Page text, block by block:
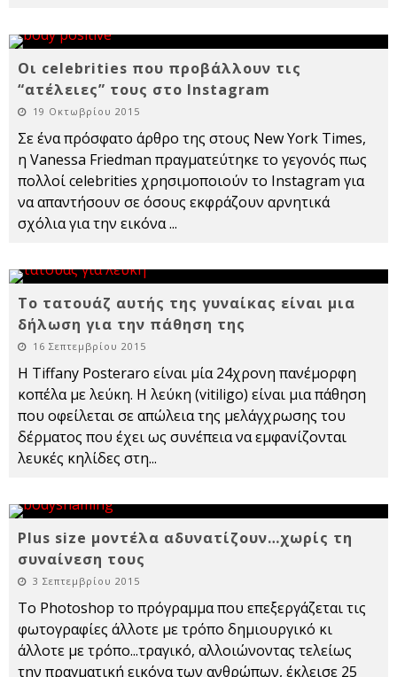
Οι celebrities που προβάλλουν τις
“ατέλειες” τους στο Instagram
19 Οκτωβρίου 2015
Σε ένα πρόσφατο άρθρο της στους New York Times,
η Vanessa Friedman πραγματεύτηκε το γεγονός πως
πολλοί celebrities χρησιμοποιούν το Instagram για
να απαντήσουν σε όσους εκφράζουν αρνητικά
σχόλια για την εικόνα...
Το τατουάζ αυτής της γυναίκας είναι μια
δήλωση για την πάθηση της
16 Σεπτεμβρίου 2015
Η Tiffany Posteraro είναι μία 24χρονη πανέμορφη
κοπέλα με λεύκη. Η λεύκη (vitiligo) είναι μια πάθηση
που οφείλεται σε απώλεια της μελάγχρωσης του
δέρματος που έχει ως συνέπεια να εμφανίζονται
λευκές κηλίδες στη...
Plus size μοντέλα αδυνατίζουν…χωρίς τη
συναίνεση τους
3 Σεπτεμβρίου 2015
Το Photoshop το πρόγραμμα που επεξεργάζεται τις
φωτογραφίες άλλοτε με τρόπο δημιουργικό κι
άλλοτε με τρόπο...τραγικό, αλλοιώνοντας τελείως
την πραγματική εικόνα των ανθρώπων, έκλεισε 25